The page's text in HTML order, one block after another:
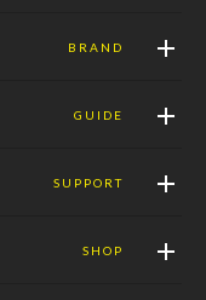
BRAND
GUIDE
SUPPORT
SHOP